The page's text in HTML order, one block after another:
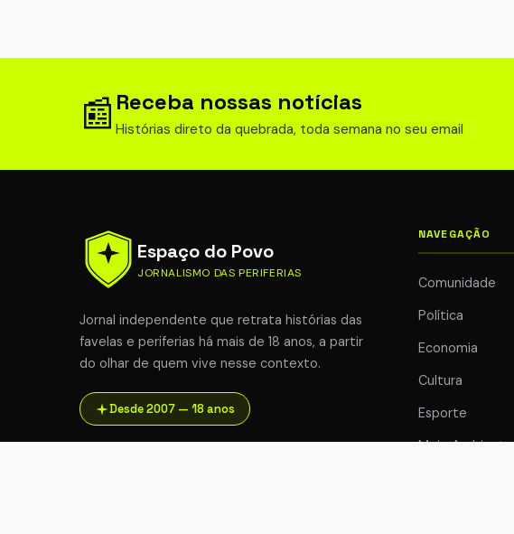
📰 Receba nossas notícias
Histórias direto da quebrada, toda semana no seu email
Espaço do Povo
JORNALISMO DAS PERIFERIAS
Jornal independente que retrata histórias das
favelas e periferias há mais de 18 anos, a partir
do olhar de quem vive nesse contexto.
Desde 2007 — 18 anos
NAVEGAÇÃO
Comunidade
Política
Economia
Cultura
Esporte
Meio Ambiente